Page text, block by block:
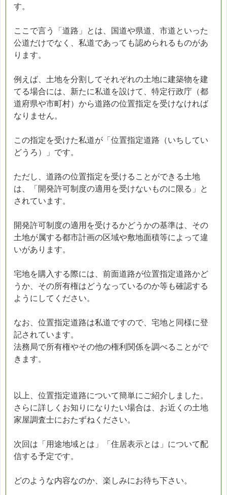
す。
ここで言う「道路」とは、国道や県道、市道といった
公道だけでなく、私道であっても認められるものがあ
ります。
例えば、土地を分割してそれぞれの土地に建築物を建
てる場合には、新たに私道を設けて、特定行政庁（都
道府県や市町村）から道路の位置指定を受けなければ
なりません。
この指定を受けた私道が「位置指定道路（いちしてい
どうろ）」です。
ただし、道路の位置指定を受けることができる土地
は、「開発許可制度の適用を受けないものに限る」と
されています。
開発許可制度の適用を受けるかどうかの基準は、その
土地が属する都市計画の区域や敷地面積等によって違
いがあります。
宅地を購入する際には、前面道路が位置指定道路かど
うか、その所有権はどうなっているのか等も確認する
ようにしてください。
なお、位置指定道路は私道ですので、宅地と同様に登
記されています。
法務局で所有権やその他の権利関係を調べることがで
きます。
以上、位置指定道路について簡単にご紹介しました。
さらに詳しくお知りになりたい場合は、お近くの土地
家屋調査士におたずねください。
次回は「用途地域とは」「住居表示とは」について配
信する予定です。
どのような内容なのか、楽しみにお待ち下さい。